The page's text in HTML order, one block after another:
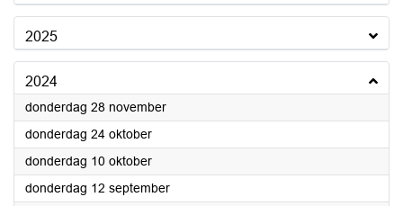
2025
2024
donderdag 28 november2024
donderdag 24 oktober2024
donderdag 10 oktober2024
donderdag 12 september2024